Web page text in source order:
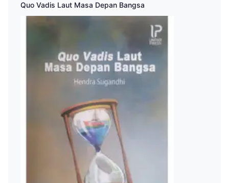
Quo Vadis Laut Masa Depan Bangsa